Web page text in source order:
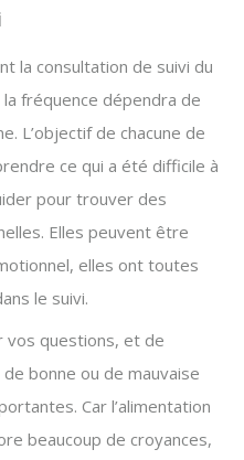
la consultation de suivi du
fréquence dépendra de
L’objectif de chacune de
ce qui a été difficile à
pour trouver des
Elles peuvent être
elles ont toutes
le suivi.
vos questions, et de
bonne ou de mauvaise
Car l’alimentation
beaucoup de croyances,